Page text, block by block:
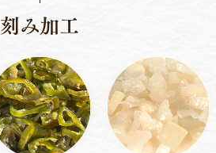
刻み加工